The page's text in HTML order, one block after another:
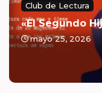
Club de Lectura
«El Segundo
mayo 25, 2026